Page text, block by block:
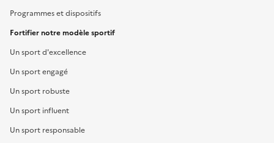
Programmes et dispositifs
Fortifier notre modèle sportif
Un sport d'excellence
Un sport engagé
Un sport robuste
Un sport influent
Un sport responsable